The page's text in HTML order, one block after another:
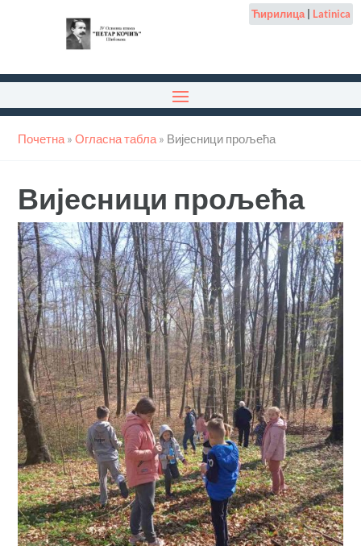
Ћирилица| Latinica
Почетна »Огласна табла » Вијесници прољећа
Вијесници прољећа